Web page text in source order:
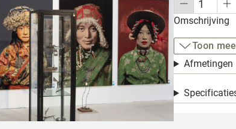
Omschrijving
Toon
Afmetingen